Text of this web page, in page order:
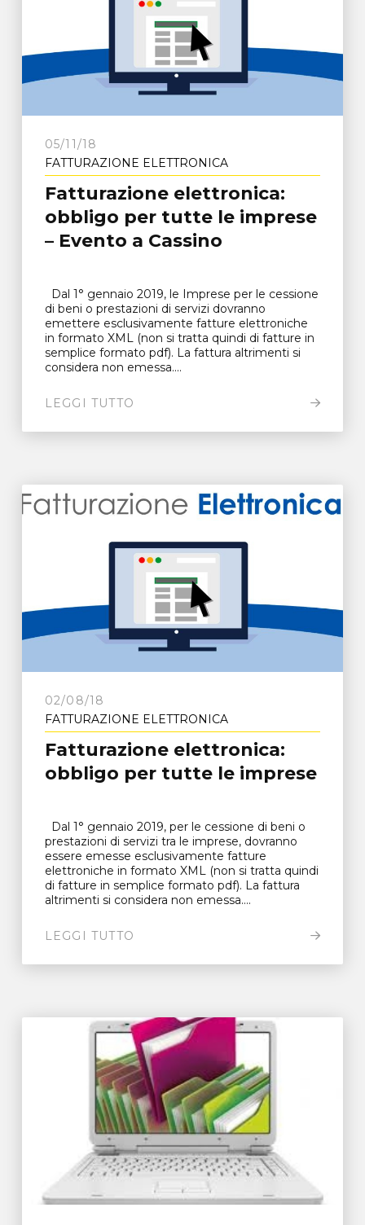
05/11/18
FATTURAZIONE ELETTRONICA
Fatturazione elettronica:
obbligo per tutte le imprese
– Evento a Cassino
Dal 1° gennaio 2019, le Imprese per le cessione
di beni o prestazioni di servizi dovranno
emettere esclusivamente fatture elettroniche
in formato XML (non si tratta quindi di fatture in
semplice formato pdf). La fattura altrimenti si
considera non emessa....
LEGGI TUTTO
02/08/18
FATTURAZIONE ELETTRONICA
Fatturazione elettronica:
obbligo per tutte le imprese
Dal 1° gennaio 2019, per le cessione di beni o
prestazioni di servizi tra le imprese, dovranno
essere emesse esclusivamente fatture
elettroniche in formato XML (non si tratta quindi
di fatture in semplice formato pdf). La fattura
altrimenti si considera non emessa....
LEGGI TUTTO